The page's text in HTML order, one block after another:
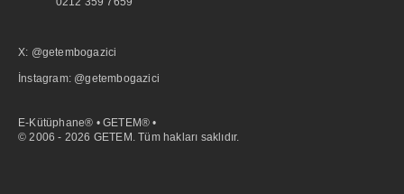
X: @getembogazici
İnstagram: @getembogazici
E-Kütüphane® • GETEM® •
© 2006 - 2026 GETEM. Tüm hakları saklıdır.